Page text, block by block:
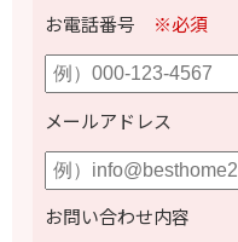
お電話番号 ※必須
メールアドレス
お問い合わせ内容